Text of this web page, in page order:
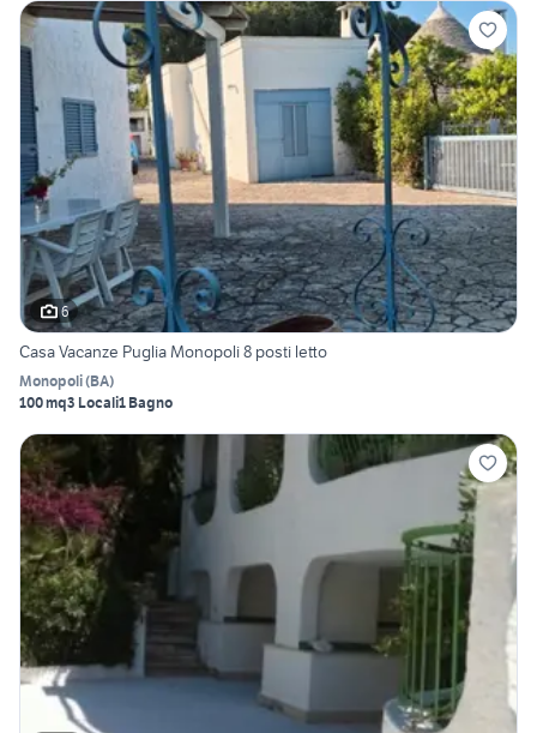
6
Casa Vacanze Puglia Monopoli 8 posti letto
Monopoli(BA)
100 mq3 Locali1 Bagno